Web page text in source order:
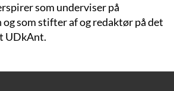
som underviser på
som stifter af og redaktør på det
UDkAnt.